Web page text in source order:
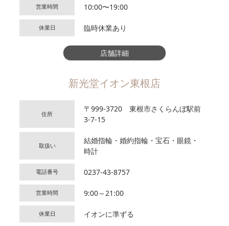
営業時間 10:00〜19:00
休業日 臨時休業あり
店舗詳細
新光堂イオン東根店
住所
〒999-3720 東根市さくらんぼ駅前
3-7-15
取扱い
結婚指輪・婚約指輪・宝石・眼鏡・
時計
電話番号 0237-43-8757
営業時間 9:00～21:00
休業日 イオンに準ずる